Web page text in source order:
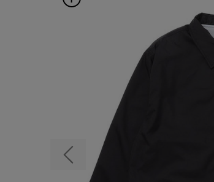
前の画像